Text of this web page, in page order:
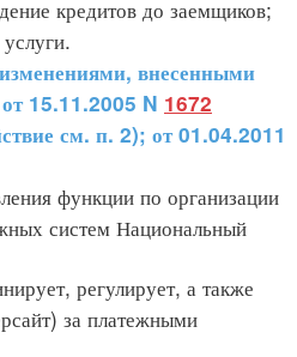
кредитов до заемщиков;
внесенными
15.11.2005 N 1672
см. п. 2); от 01.04.2011
функции по организации
систем Национальный
регулирует, а также
за платежными